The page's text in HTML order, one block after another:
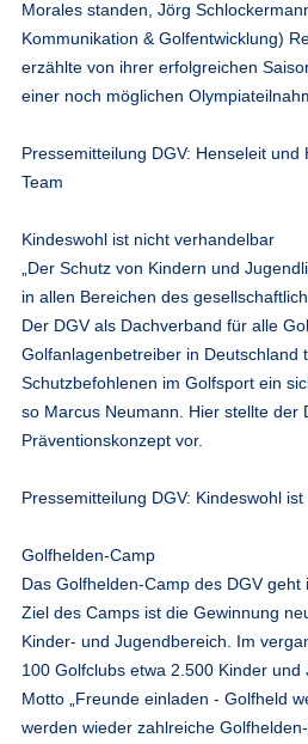
Morales standen, Jörg
Kommunikation & Golfentwicklung)
erzählte von ihrer erfolgreichen
einer noch möglichen
Pressemitteilung DGV: Henseleit und
Team
Kindeswohl ist nicht verhandelbar
„Der Schutz von Kindern und
in allen Bereichen des
Der DGV als Dachverband für alle
Golfanlagenbetreiber in Deutschland
Schutzbefohlenen im Golfsport ein
so Marcus Neumann. Hier stellte der
Präventionskonzept vor.
Pressemitteilung DGV: Kindeswohl
Golfhelden-Camp
Das Golfhelden-Camp des DGV
Ziel des Camps ist die Gewinnung
Kinder- und Jugendbereich. Im
100 Golfclubs etwa 2.500 Kinder
Motto „Freunde einladen - Golfheld
werden wieder zahlreiche